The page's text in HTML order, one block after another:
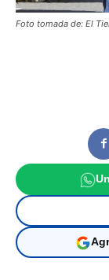
Foto tomada de: El